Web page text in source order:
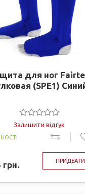
для ног
(SPE1)
Залишити відгук
грн. ПРИДБАТИ